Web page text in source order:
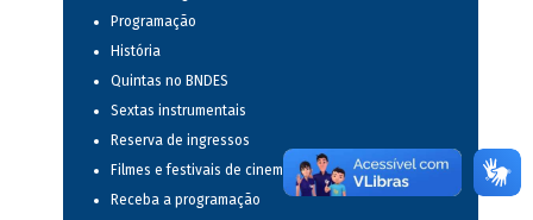
Programação
História
Quintas no BNDES
Sextas instrumentais
Reserva de ingressos
Filmes e festivais de cinema
Receba a programação